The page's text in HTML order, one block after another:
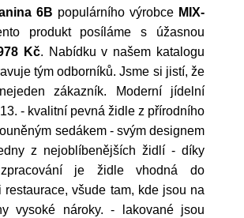
6B populárního výrobce MIX-
produkt posíláme s úžasnou
Kč. Nabídku v našem katalogu
tým odborníků. Jsme si jistí, že
zákazník. Moderní jídelní
- kvalitní pevná židle z přírodního
sedákem - svým designem
z nejoblíbenějších židlí - díky
zpracování je židle vhodná do
restaurace, všude tam, kde jsou na
vysoké nároky. - lakované jsou